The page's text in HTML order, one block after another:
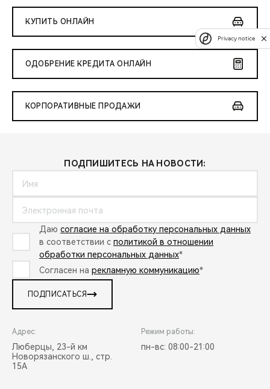
КУПИТЬ ОНЛАЙН
ОДОБРЕНИЕ КРЕДИТА ОНЛАЙН
КОРПОРАТИВНЫЕ ПРОДАЖИ
ПОДПИШИТЕСЬ НА НОВОСТИ:
Даю согласие на обработку персональных данных
в соответствии с политикой в отношении
обработки персональных данных*
Согласен на рекламную коммуникацию*
ПОДПИСАТЬСЯ
Адрес:
Люберцы, 23-й км
Новорязанского ш., стр.
15А
Режим работы:
пн-вс: 08:00-21:00
Privacy notice